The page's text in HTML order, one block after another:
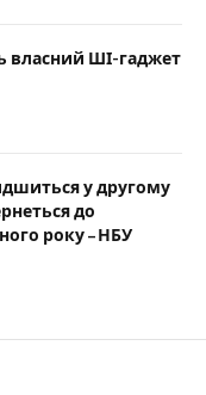
власний ШІ-гаджет
у другому
до
року – НБУ